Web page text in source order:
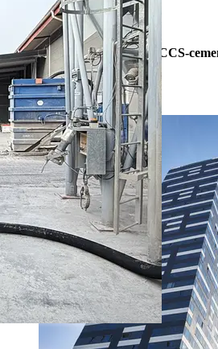
One giant leap
evoZero® – världens första CCS-
koldioxidutsläpp.
evoZero®